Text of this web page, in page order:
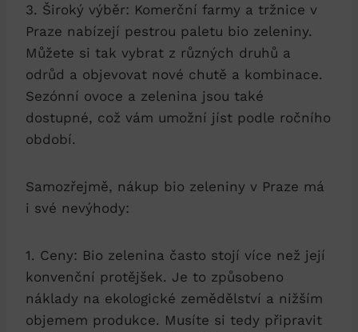
3. Široký výběr: Komerční farmy a tržnice v
Praze nabízejí pestrou paletu bio zeleniny.
Můžete si ⁤tak vybrat z různých druhů ​a
odrůd a objevovat nové chutě a kombinace.
Sezónní ‌ovoce a zelenina jsou také
dostupné, což ‍vám umožní jíst podle ročního⁣
období.
Samozřejmě, nákup bio zeleniny v Praze má
i své nevýhody:
1.⁤ Ceny: Bio zelenina často stojí⁢ více než⁢ její
konvenční protějšek. Je to způsobeno
náklady na ekologické zemědělství ‍a nižším
‍objemem produkce. Musíte si ⁢tedy připravit